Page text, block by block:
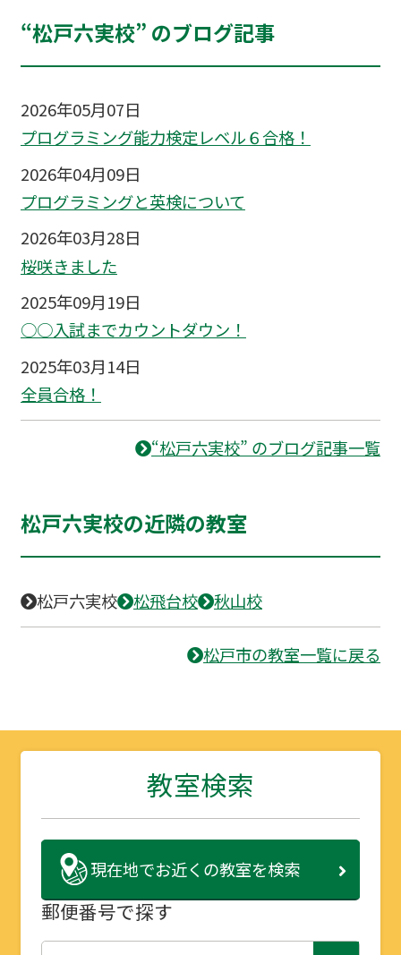
“松戸六実校” のブログ記事
2026年05月07日
プログラミング能力検定レベル６合格！
2026年04月09日
プログラミングと英検について
2026年03月28日
桜咲きました
2025年09月19日
○○入試までカウントダウン！
2025年03月14日
全員合格！
“松戸六実校” のブログ記事一覧
松戸六実校の近隣の教室
松戸六実校 松飛台校 秋山校
松戸市の教室一覧に戻る
教室検索
現在地でお近くの教室を検索
郵便番号で探す